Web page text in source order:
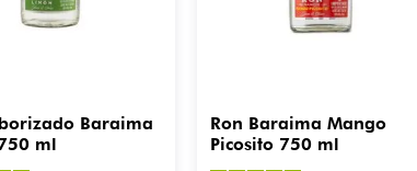
Baraima
ml
Ron Baraima Mango
Picosito 750 ml